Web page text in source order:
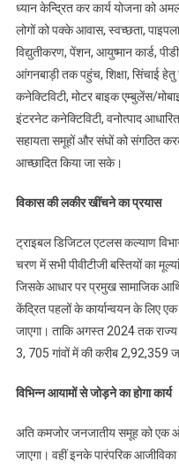
ध्यान केन्द्रित कर कार्य योजना को
लोगों को पक्के आवास, स्वच्छता,
विद्युतीकरण, पेंशन, आयुष्मान कार्ड,
आंगनबाड़ी तक पहुंच, शिक्षा, सिंचाई
कनेक्टिविटी, मोटर बाइक एम्बुलेंस/
इंटरनेट कनेक्टिविटी, वनोत्पाद
सहायता समूहों और संघों को संगठित
आच्छादित किया जा सके।
विकास की लकीर खींचने का प्रयास
ट्राइबल डिजिटल एटलस कल्याण
चरण में सभी पीवीटीजी बस्तियों का
जिसके आधार पर प्रमुख सामाजिक
केंद्रित पहलों के कार्यान्वयन के लिए एक
जाएगा। ताकि अगस्त 2024 तक राज्य
3, 705 गांवों में की करीब 2,92,359
विभिन्न आयामों से जोड़ने का होगा कार्य
अति कमजोर जनजातीय समूह को एक
जाएगा। वहीं इनके पारंपरिक आजीविका